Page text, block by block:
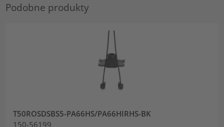
Podobne produkty
T50ROSDSBS5-PA66HS/PA66HIRHS-BK
150-56199